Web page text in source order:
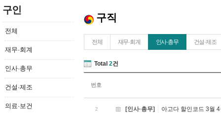
구인
전체
재무·회계
인사·총무
건설·제조
의료·보건
구직
전체 재무·회계 인사·총무 건설·제조
Total 2건
번호
2 [인사·총무] 아고다 할인코드 3월